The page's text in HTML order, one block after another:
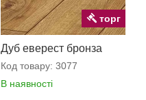
Дуб еверест бронза
Код товару: 3077
В наявності
торг